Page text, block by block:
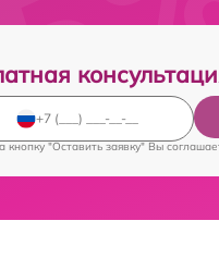
кнопку "Оставить заявку" Вы